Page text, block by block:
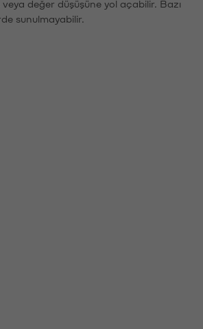
veya değer düşüşüne yol açabilir. Bazı
sunulmayabilir.